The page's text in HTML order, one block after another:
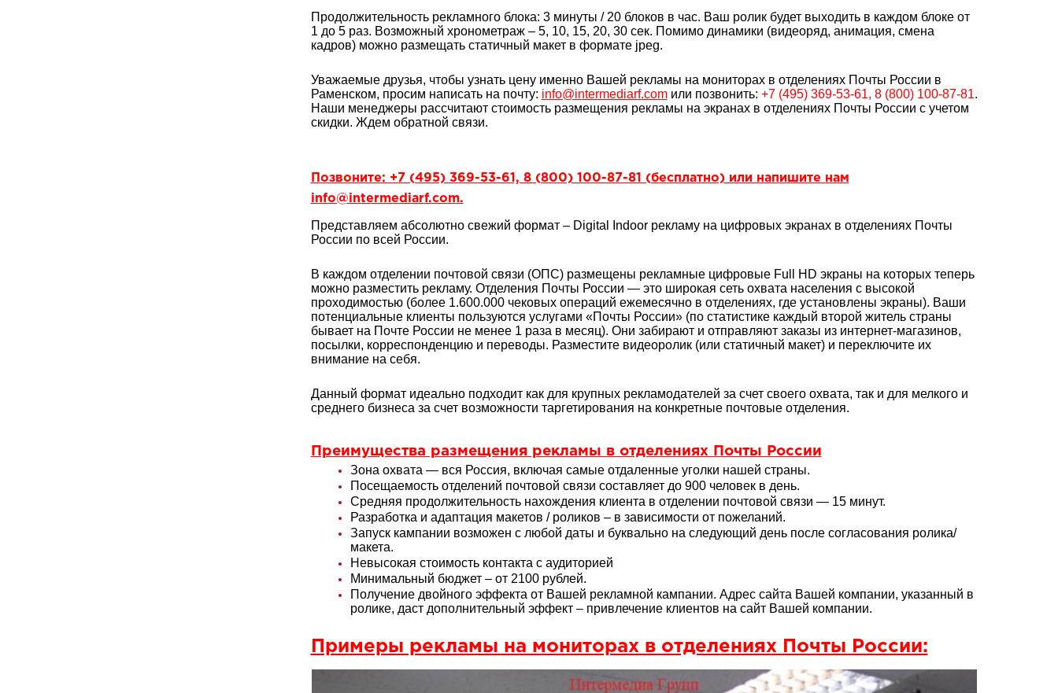
Продолжительность рекламного блока: 3 минуты / 20 блоков в час. Ваш ролик будет выходить в каждом блоке от
1 до 5 раз. Возможный хронометраж – 5, 10, 15, 20, 30 сек. Помимо динамики (видеоряд, анимация, смена
кадров) можно размещать статичный макет в формате jpeg.
Уважаемые друзья, чтобы узнать цену именно Вашей рекламы на мониторах в отделениях Почты России в
Раменском, просим написать на почту: info@intermediarf.comили позвонить: +7 (495) 369-53-61, 8 (800) 100-87-81.
Наши менеджеры рассчитают стоимость размещения рекламы на экранах в отделениях Почты России с учетом
скидки. Ждем обратной связи.
Позвоните: +7 (495) 369-53-61, 8 (800) 100-87-81 (бесплатно) или напишите нам
info@intermediarf.com.
Представляем абсолютно свежий формат – Digital Indoor рекламу на цифровых экранах в отделениях Почты
России по всей России.
В каждом отделении почтовой связи (ОПС) размещены рекламные цифровые Full HD экраны на которых теперь
можно разместить рекламу. Отделения Почты России — это широкая сеть охвата населения с высокой
проходимостью (более 1.600.000 чековых операций ежемесячно в отделениях, где установлены экраны). Ваши
потенциальные клиенты пользуются услугами «Почты России» (по статистике каждый второй житель страны
бывает на Почте России не менее 1 раза в месяц). Они забирают и отправляют заказы из интернет-магазинов,
посылки, корреспонденцию и переводы. Разместите видеоролик (или статичный макет) и переключите их
внимание на себя.
Данный формат идеально подходит как для крупных рекламодателей за счет своего охвата, так и для мелкого и
среднего бизнеса за счет возможности таргетирования на конкретные почтовые отделения.
Преимущества размещения рекламы в отделениях Почты России
Зона охвата — вся Россия, включая самые отдаленные уголки нашей страны.
Посещаемость отделений почтовой связи составляет до 900 человек в день.
Средняя продолжительность нахождения клиента в отделении почтовой связи — 15 минут.
Разработка и адаптация макетов / роликов – в зависимости от пожеланий.
Запуск кампании возможен с любой даты и буквально на следующий день после согласования ролика/
макета.
Невысокая стоимость контакта с аудиторией
Минимальный бюджет – от 2100 рублей.
Получение двойного эффекта от Вашей рекламной кампании. Адрес сайта Вашей компании, указанный в
ролике, даст дополнительный эффект – привлечение клиентов на сайт Вашей компании.
Примеры рекламы на мониторах в отделениях Почты России: